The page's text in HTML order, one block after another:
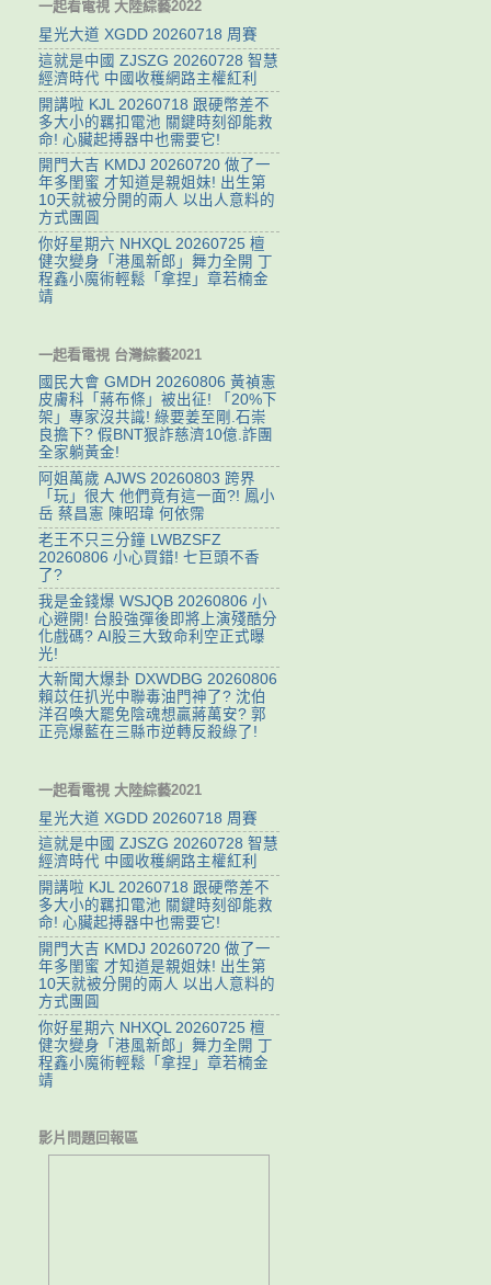
一起看電視 大陸綜藝2022
星光大道 XGDD 20260718 周賽
這就是中國 ZJSZG 20260728 智慧
經濟時代 中國收穫網路主權紅利
開講啦 KJL 20260718 跟硬幣差不
多大小的羈扣電池 關鍵時刻卻能救
命! 心臟起搏器中也需要它!
開門大吉 KMDJ 20260720 做了一
年多閨蜜 才知道是親姐妹! 出生第
10天就被分開的兩人 以出人意料的
方式團圓
你好星期六 NHXQL 20260725 檀
健次變身「港風新郎」舞力全開 丁
程鑫小魔術輕鬆「拿捏」章若楠金
靖
一起看電視 台灣綜藝2021
國民大會 GMDH 20260806 黃禎憲
皮膚科「蔣布條」被出征! 「20%下
架」專家沒共識! 綠要姜至剛.石崇
良擔下? 假BNT狠詐慈濟10億.詐團
全家躺黃金!
阿姐萬歲 AJWS 20260803 跨界
「玩」很大 他們竟有這一面?! 鳳小
岳 蔡昌憲 陳昭瑋 何依霈
老王不只三分鐘 LWBZSFZ
20260806 小心買錯! 七巨頭不香
了?
我是金錢爆 WSJQB 20260806 小
心避開! 台股強彈後即將上演殘酷分
化戲碼? AI股三大致命利空正式曝
光!
大新聞大爆卦 DXWDBG 20260806
賴苡任扒光中聯毒油門神了? 沈伯
洋召喚大罷免陰魂想贏蔣萬安? 郭
正亮爆藍在三縣市逆轉反殺綠了!
一起看電視 大陸綜藝2021
星光大道 XGDD 20260718 周賽
這就是中國 ZJSZG 20260728 智慧
經濟時代 中國收穫網路主權紅利
開講啦 KJL 20260718 跟硬幣差不
多大小的羈扣電池 關鍵時刻卻能救
命! 心臟起搏器中也需要它!
開門大吉 KMDJ 20260720 做了一
年多閨蜜 才知道是親姐妹! 出生第
10天就被分開的兩人 以出人意料的
方式團圓
你好星期六 NHXQL 20260725 檀
健次變身「港風新郎」舞力全開 丁
程鑫小魔術輕鬆「拿捏」章若楠金
靖
影片問題回報區